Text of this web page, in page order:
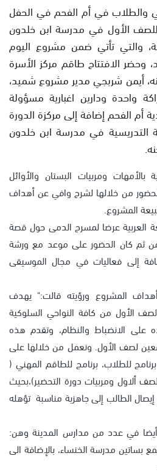
والطلاب في أم الفحم في الحفل
للصف الأول في مدرسة ابن خلدون
والتي تأتي ضمن مشروع اليوم
الافتتاح طاقم مركز الأسرة
أيمن شربجي مدير مشروع شميد،
واحدة ودارين اغبارية مسؤولة
أم الفحم إضافة إلى مركزة الدورة
التدريسية في مدرسة ابن خلدون
بالأمهات ومربيات البستان والأوائل
من خلالها لشرح وافي عن أهداف
المشروع.
العربية عرضا لمسرح الدمى حول قصة
ثم كان الحضور على موعد مع ورشة
إلى فعاليات في مجال الموسيقى
المشروع ورؤيته قالت:" يهدف
الأول من كافة النواحي السلوكية
على الانضباط والنظام، وتقدم هذه
لصف الأول. ونعمل من خلالها على
للطلاب، برنامج للطاقم المهني (
ألاول ومربيات دورة التحضير)،بحيث
الطالب إلى جاهزية مناسبة تؤهله
في عدد من مدارس المدينة وهن:
بساتين مدرسة الخنساء، بالإضافة الى